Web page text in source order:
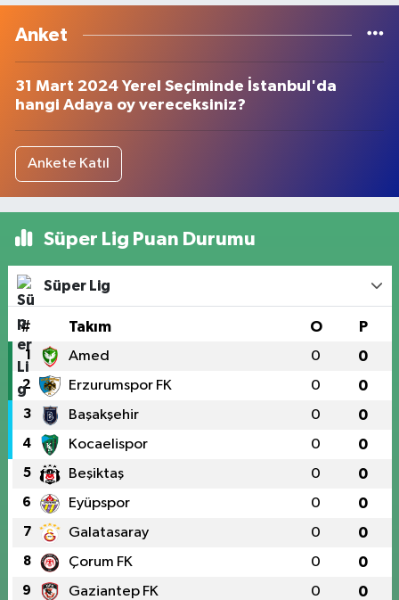
Anket
31 Mart 2024 Yerel Seçiminde İstanbul'da
hangi Adaya oy vereceksiniz?
Ankete Katıl
Süper Lig Puan Durumu
Süper Lig
# Takım O P
1 Amed 0 0
2 Erzurumspor FK 0 0
3 Başakşehir 0 0
4 Kocaelispor 0 0
5 Beşiktaş 0 0
6 Eyüpspor 0 0
7 Galatasaray 0 0
8 Çorum FK 0 0
9 Gaziantep FK 0 0